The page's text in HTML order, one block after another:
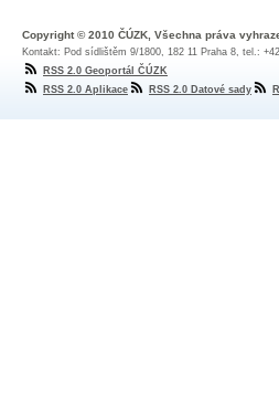
Copyright © 2010 ČÚZK, Všechna práva
Kontakt: Pod sídlištěm 9/1800, 182 11 Praha 8, tel.:
RSS 2.0 Geoportál ČÚZK
RSS 2.0 Aplikace
RSS 2.0 Datové sady